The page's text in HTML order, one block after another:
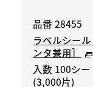
品番 28455
ラベルシー
ンタ兼用］
入数 100シー
(3,000片)